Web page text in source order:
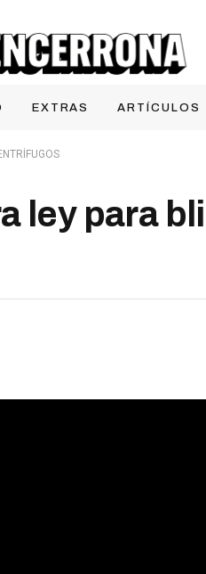
EXTRAS ARTÍCULOS
ley para